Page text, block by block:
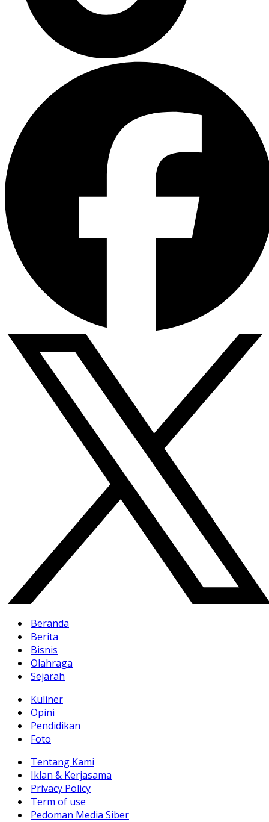
Beranda
Berita
Bisnis
Olahraga
Sejarah
Kuliner
Opini
Pendidikan
Foto
Tentang Kami
Iklan & Kerjasama
Privacy Policy
Term of use
Pedoman Media Siber